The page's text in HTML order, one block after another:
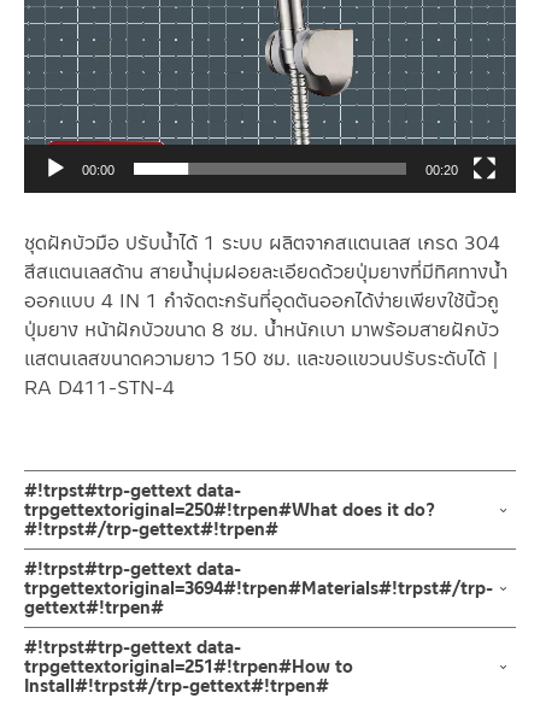
ชุดฝักบัวมือ ปรับน้ำได้ 1 ระบบ ผลิตจากสแตนเลส เกรด 304
สีสแตนเลสด้าน สายน้ำนุ่มฝอยละเอียดด้วยปุ่มยางที่มีทิศทางน้ำ
ออกแบบ 4 IN 1 กำจัดตะกรันที่อุดตันออกได้ง่ายเพียงใช้นิ้วถู
ปุ่มยาง หน้าฝักบัวขนาด 8 ซม. น้ำหนักเบา มาพร้อมสายฝักบัว
แสตนเลสขนาดความยาว 150 ซม. และขอแขวนปรับระดับได้ |
RA D411-STN-4
00:00 00:20
#!trpst#trp-gettext data-
trpgettextoriginal=250#!trpen#What does it do?
#!trpst#/trp-gettext#!trpen#
ชุดฝักบัวมือ ปรับน้ำได้ 1 ระบบ ผลิตจากสแตนเลส เกรด 304 สีสแตน
เลสด้าน สายน้ำนุ่มฝอยละเอียดด้วยปุ่มยางที่มีทิศทางน้ำออกแบบ 4
IN 1
กำจัดตะกรันที่อุดตันออกได้ง่ายเพียงใช้นิ้วถูปุ่มยาง หน้าฝักบัวขนาด 8
ซม. น้ำหนักเบา มาพร้อมสายฝักบัวแสตนเลสขนาดความยาว 150 ซม.
และขอแขวนปรับระดับได้ | RA D411-STN-4
#!trpst#trp-gettext data-
trpgettextoriginal=3694#!trpen#Materials#!trpst#/trp-
gettext#!trpen#
ผลิตจากสแตนเลส เกรด 304 ทนทานแข็งแรง ต้านการกัดกร่อนสูง และ
ไม่ขึ้นสนิม
สายฝักบัวแสตนเลสขนาดความยาว 150 ซม.
#!trpst#trp-gettext data-
trpgettextoriginal=251#!trpen#How to
Install#!trpst#/trp-gettext#!trpen#